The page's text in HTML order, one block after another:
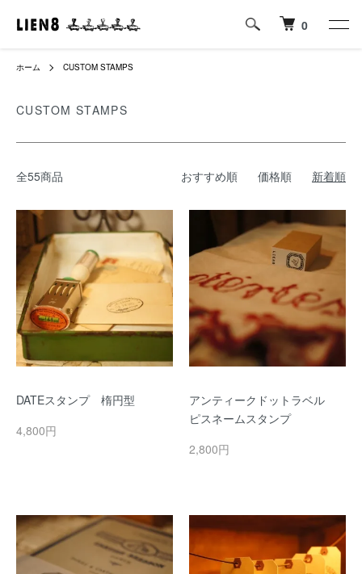
0
ホーム CUSTOM STAMPS
CUSTOM STAMPS
全55商品 おすすめ順 価格順 新着順
DATEスタンプ 楕円型
4,800円
アンティークドットラベル
ピスネームスタンプ
2,800円